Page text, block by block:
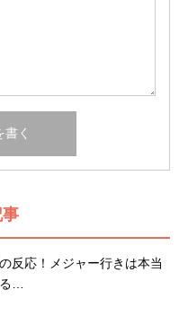
事
反応！メジャー行きは本当
…